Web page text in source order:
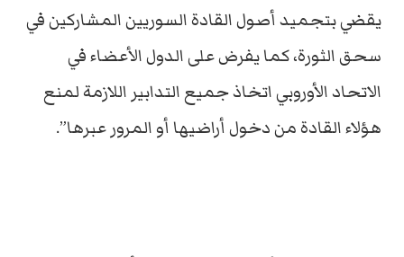
يقضي بتجميد أصول القادة السوريين المشاركين في
سحق الثورة، كما يفرض على الدول الأعضاء في
الاتحاد الأوروبي اتخاذ جميع التدابير اللازمة لمنع
هؤلاء القادة من دخول أراضيها أو المرور عبرها”.